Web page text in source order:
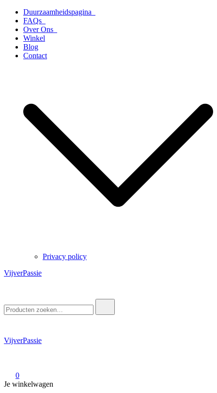
naar
inhoud
Duurzaamheidspagina
FAQs
Over Ons
Winkel
Blog
Contact
Privacy policy
VijverPassie
naar:
VijverPassie
0
Je winkelwagen